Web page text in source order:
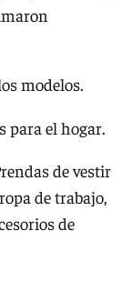
modelos.
para el hogar.
de vestir
de trabajo,
de